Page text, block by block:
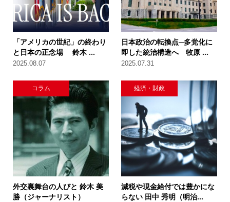
「アメリカの世紀」の終わり
と日本の正念場 鈴木 ...
2025.08.07
日本政治の転換点─多党化に
即した統治構造へ 牧原 ...
2025.07.31
コラム
外交裏舞台の人びと 鈴木 美
勝（ジャーナリスト）
経済・財政
減税や現金給付では豊かにな
らない 田中 秀明（明治...